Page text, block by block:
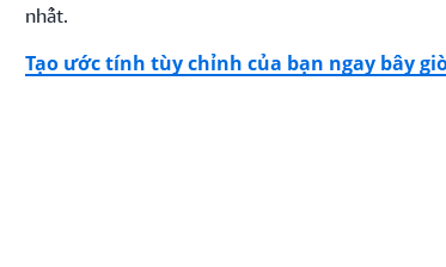
nhất.
Tạo ước tính tùy chỉnh của bạn ngay bây